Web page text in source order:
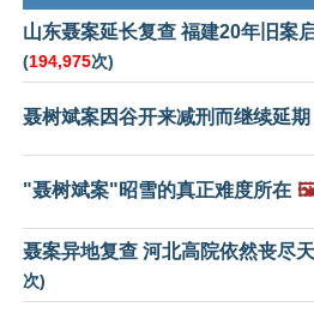
山东聂案延长复查 福建20年旧案
(194,975次)
聂树斌案因谷开来减刑而继续延期
"聂树斌案"昭雪的真正难度所在
聂案异地复查 河北高院依然丧尽
次)